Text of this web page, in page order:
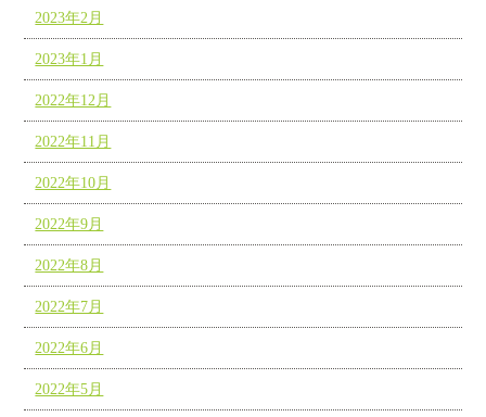
2023年2月
2023年1月
2022年12月
2022年11月
2022年10月
2022年9月
2022年8月
2022年7月
2022年6月
2022年5月